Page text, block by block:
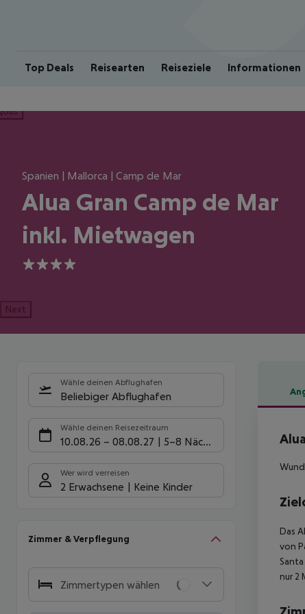
Top Deals Reisearten Reiseziele Informationen
Spanien | Mallorca | Camp de Mar
Alua Gran Camp de Mar
inkl. Mietwagen
4
Next
Wähle deinen Abflughafen
Beliebiger Abflughafen
Wähle deinen Reisezeitraum
10.08.26 – 08.08.27 5-8 Nächte
Wer wird verreisen
2 Erwachsene Keine Kinder
Zimmer & Verpflegung
Zimmertypen wählen
Das
von
nur 2